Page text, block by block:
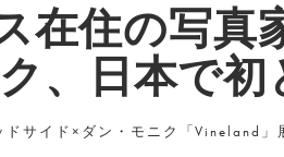
在住の写真
、日本で
ドサイド×ダン・モニク「Vineland」